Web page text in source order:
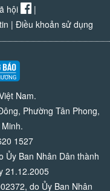
hội
|
| Điều khoản sử dụng
Nam.
Phường Tân Phong,
1527
Ủy Ban Nhân Dân thành
21.12.2005
do Ủy Ban Nhân